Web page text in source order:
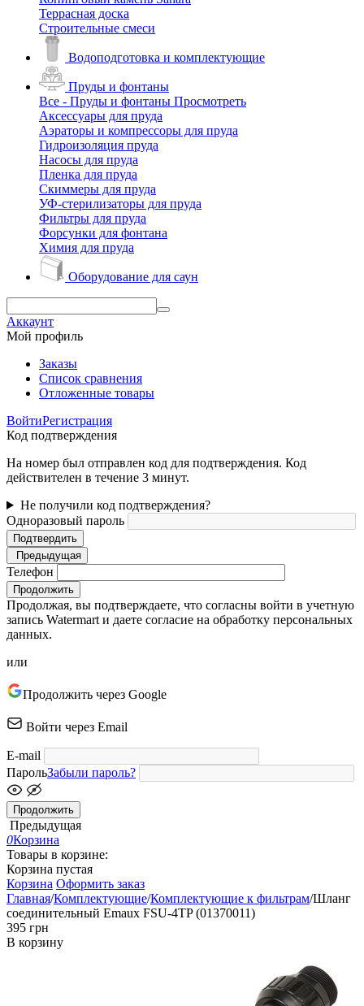
Террасная доска
Строительные смеси
Водоподготовка и комплектующие
Пруды и фонтаны
Все - Пруды и фонтаны Просмотреть
Аксессуары для пруда
Аэраторы и компрессоры для пруда
Гидроизоляция пруда
Насосы для пруда
Пленка для пруда
Скиммеры для пруда
УФ-стерилизаторы для пруда
Фильтры для пруда
Форсунки для фонтана
Химия для пруда
Оборудование для саун
Аккаунт
Мой профиль
Заказы
Список сравнения
Отложенные товары
ВойтиРегистрация
Код подтверждения
На номер был отправлен код для подтверждения. Код
действителен в течение 3 минут.
Не получили код подтверждения?
Одноразовый пароль
Подтвердить
Предыдущая
Телефон
Продолжить
Продолжая, вы подтверждаете, что согласны войти в учетную
запись Watermart и даете согласие на обработку персональных
данных.
или
Продолжить через Google
Войти через Email
E-mail
ПарольЗабыли пароль?
Продолжить
Предыдущая
0Корзина
Товары в корзине:
Корзина пустая
Корзина Оформить заказ
Главная/Комплектующие/Комплектующие к фильтрам/Шланг
соединительный Emaux FSU-4TP (01370011)
‍395‍ грн
В корзину